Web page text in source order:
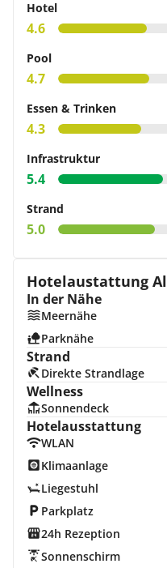
Hotel
4.6
Pool
4.7
Essen & Trinken
4.3
Infrastruktur
5.4
Strand
5.0
Hotelaustattung
In der Nähe
Meernähe
Parknähe
Strand
Direkte Strandlage
Wellness
Sonnendeck
Hotelausstattung
WLAN
Klimaanlage
Liegestuhl
Parkplatz
24h Rezeption
Sonnenschirm